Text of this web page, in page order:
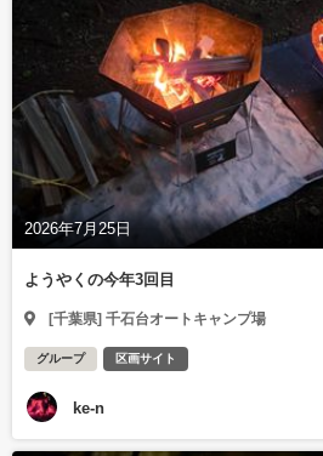
2026年7月25日
ようやくの今年3回目
[千葉県] 千石台オートキャンプ場
グループ 区画サイト
ke-n